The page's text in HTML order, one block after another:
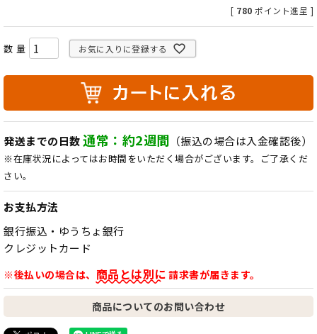
[ 780 ポイント進呈 ]
お気に入りに登録する
発送までの日数通常：約2週間 （振込の場合は入金確認後）
※在庫状況によってはお時間をいただく場合がございます。ご了承くだ
さい。
お支払方法
銀行振込・ゆうちょ銀行
クレジットカード
※後払いの場合は、 商品とは別に 請求書が届きます。
商品についてのお問い合わせ